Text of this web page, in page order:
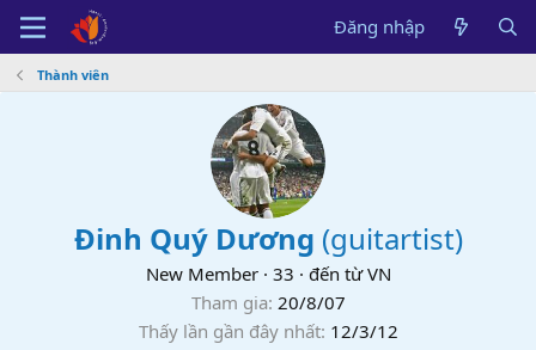
Đăng nhập
Thành viên
Đinh Quý Dương (guitartist)
New Member · 33 · đến từ VN
Tham gia 20/8/07
Thấy lần gần đây nhất 12/3/12